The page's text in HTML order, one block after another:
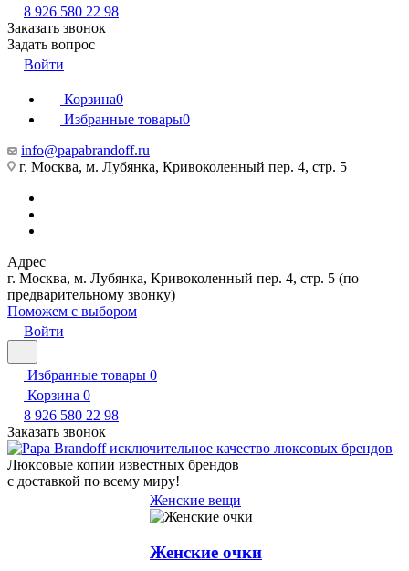
8 926 580 22 98
Заказать звонок
Задать вопрос
Войти
Корзина0
Избранные товары0
info@papabrandoff.ru
г. Москва, м. Лубянка, Кривоколенный пер. 4, стр. 5
Адрес
г. Москва, м. Лубянка, Кривоколенный пер. 4, стр. 5 (по
предварительному звонку)
Поможем с выбором
Войти
Избранные товары 0
Корзина 0
8 926 580 22 98
Заказать звонок
Люксовые копии известных брендов
с доставкой по всему миру!
Женские вещи
Женские очки